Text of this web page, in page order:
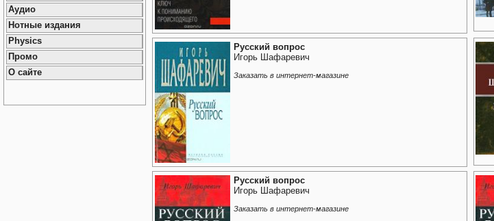
Аудио
Нотные издания
Physics
Промо
О сайте
Русский вопрос
Игорь Шафаревич
Заказать в интернет-магазине
Русский вопрос
Игорь Шафаревич
Заказать в интернет-магазине